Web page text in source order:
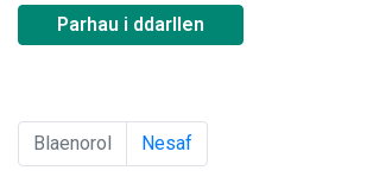
Parhau i ddarllen
Blaenorol Nesaf